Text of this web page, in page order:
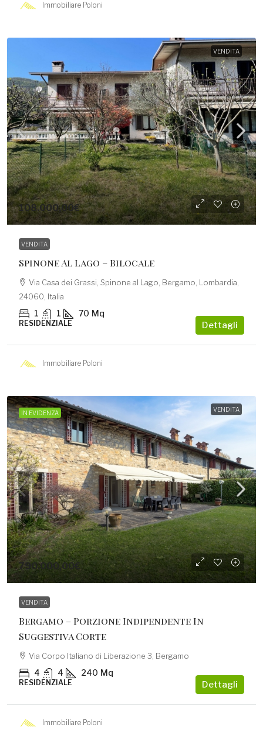
Immobiliare Poloni
VENDITA
108.000,00€
VENDITA
Spinone Al Lago – Bilocale
Via Casa dei Grassi, Spinone al Lago, Bergamo, Lombardia,
24060, Italia
1 1 70 Mq
RESIDENZIALE Dettagli
Immobiliare Poloni
IN EVIDENZA VENDITA
790.000,00€
VENDITA
Bergamo – Porzione Indipendente In
Suggestiva Corte
Via Corpo Italiano di Liberazione 3, Bergamo
4 4 240 Mq
RESIDENZIALE Dettagli
Immobiliare Poloni